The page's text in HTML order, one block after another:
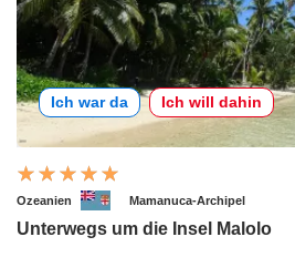
Ich war da Ich will dahin
Ozeanien Mamanuca-Archipel
Unterwegs um die Insel Malolo